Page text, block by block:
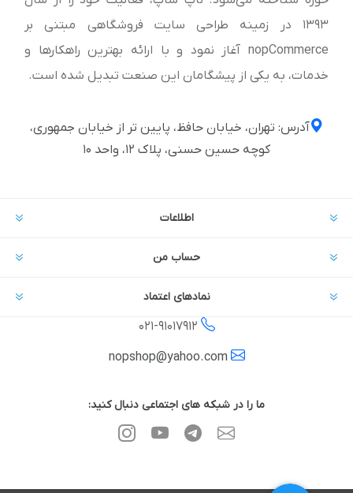
1393 در زمینه طراحی سایت فروشگاهی مبتنی بر
nopCommerce آغاز نمود و با ارائه بهترین راهکارها و
خدمات، به یکی از پیشگامان این صنعت تبدیل شده است.
آدرس: تهران، خیابان حافظ، پایین تر از خیابان جمهوری،
کوچه حسین حسنی، پلاک ۱۲، واحد ۱۰
اطلاعات
حساب من
نمادهای اعتماد
021-91017912
ما را در شبکه های اجتماعی دنبال کنید: